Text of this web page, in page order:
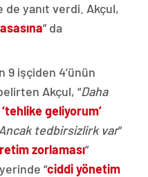
yanıt verdi. Akçul,
” da
9 işçiden 4’ünün
Akçul, “Daha
‘tehlike geliyorum’
tedbirsizlirk var”
zorlaması”
“ciddi yönetim